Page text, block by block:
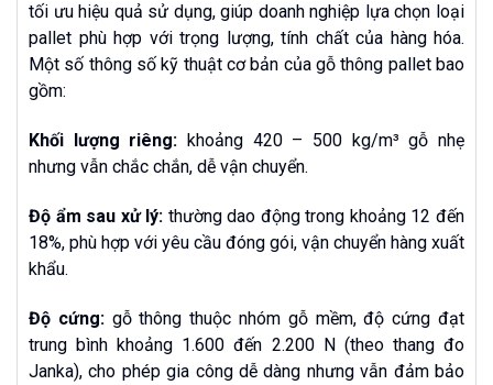
tối ưu hiệu quả sử dụng, giúp doanh nghiệp lựa chọn loại
pallet phù hợp với trọng lượng, tính chất của hàng hóa.
Một số thông số kỹ thuật cơ bản của gỗ thông pallet bao
gồm:
Khối lượng riêng: khoảng 420 – 500 kg/m³ gỗ nhẹ
nhưng vẫn chắc chắn, dễ vận chuyển.
Độ ẩm sau xử lý: thường dao động trong khoảng 12 đến
18%, phù hợp với yêu cầu đóng gói, vận chuyển hàng xuất
khẩu.
Độ cứng:gỗ thông thuộc nhóm gỗ mềm, độ cứng đạt
trung bình khoảng 1.600 đến 2.200 N (theo thang đo
Janka), cho phép gia công dễ dàng nhưng vẫn đảm bảo